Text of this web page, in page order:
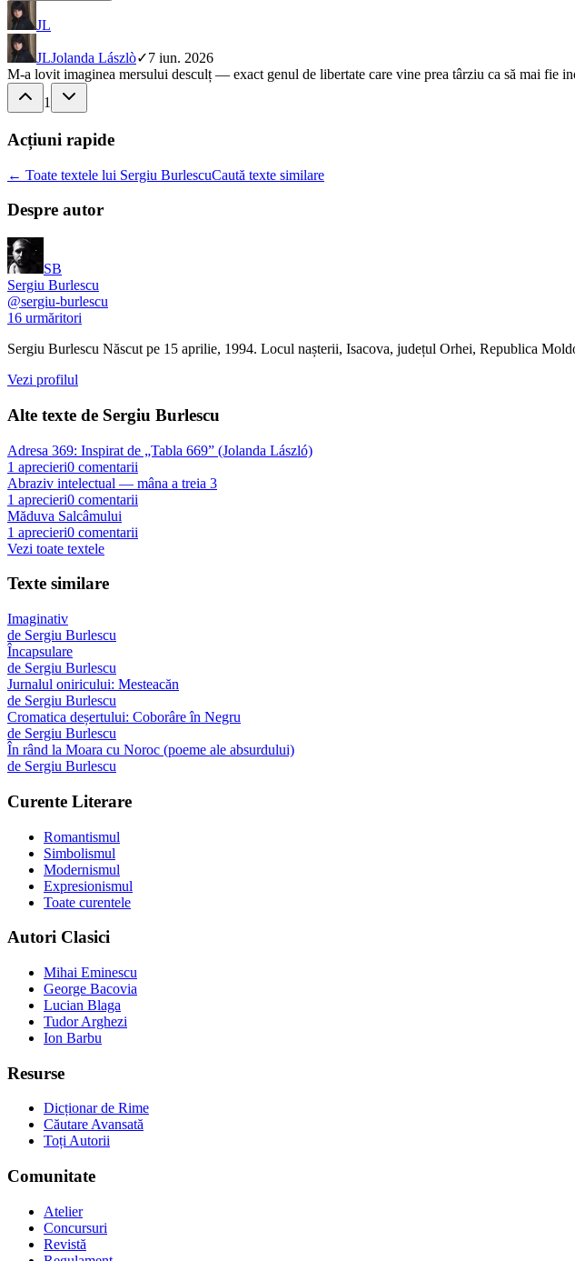
JL
JLJolanda Lászlò✓7 iun. 2026
M-a lovit imaginea mersului desculț — exact genul de libertate care vine prea târziu ca să mai fie
1
Acțiuni rapide
← Toate textele lui Sergiu BurlescuCaută texte similare
Despre autor
SB
Sergiu Burlescu
@sergiu-burlescu
16 urmăritori
Sergiu Burlescu Născut pe 15 aprilie, 1994. Locul nașterii, Isacova, județul Orhei, Republica
Vezi profilul
Alte texte de Sergiu Burlescu
Adresa 369: Inspirat de „Tabla 669” (Jolanda László)
1 aprecieri0 comentarii
Abraziv intelectual — mâna a treia 3
1 aprecieri0 comentarii
Măduva Salcâmului
1 aprecieri0 comentarii
Vezi toate textele
Texte similare
Imaginativ
de Sergiu Burlescu
Încapsulare
de Sergiu Burlescu
Jurnalul oniricului: Mesteacăn
de Sergiu Burlescu
Cromatica deșertului: Coborâre în Negru
de Sergiu Burlescu
În rând la Moara cu Noroc (poeme ale absurdului)
de Sergiu Burlescu
Curente Literare
Romantismul
Simbolismul
Modernismul
Expresionismul
Toate curentele
Autori Clasici
Mihai Eminescu
George Bacovia
Lucian Blaga
Tudor Arghezi
Ion Barbu
Resurse
Dicționar de Rime
Căutare Avansată
Toți Autorii
Comunitate
Atelier
Concursuri
Revistă